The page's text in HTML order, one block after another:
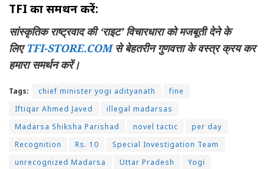
TFI का समर्थन करें:
सांस्कृतिक राष्ट्रवाद की ‘राइट’ विचारधारा को मजबूती देने के
लिएTFI-STORE.COMसे बेहतरीन गुणवत्ता के वस्त्र क्रय कर
हमारा समर्थन करें।
Tags: chief minister yogi adityanath
fine
Iftiqar Ahmed Javed
illegal madarsas
Madarsa Shiksha Parishad
novel tactic
per day
Recognition
Rs. 10
Special Investigation Team
unrecognized Madarsa
Uttar Pradesh Yogi